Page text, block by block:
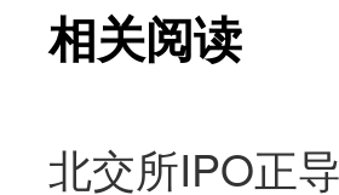
相关阅读